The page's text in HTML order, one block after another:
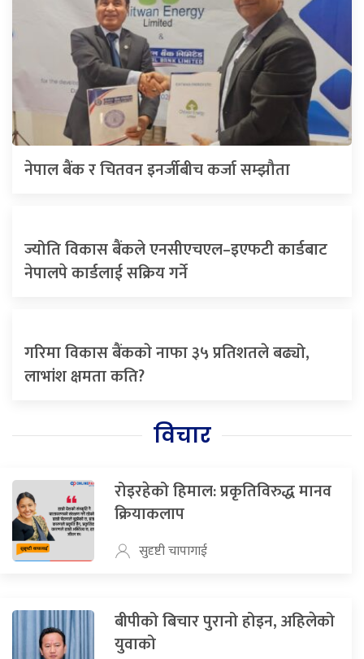
नेपाल बैंक र चितवन इनर्जीबीच कर्जा सम्झौता
ज्योति विकास बैंकले एनसीएचएल–इएफटी कार्डबाट
नेपालपे कार्डलाई सक्रिय गर्ने
गरिमा विकास बैंककाे नाफा ३५ प्रतिशतले बढ्यो,
लाभांश क्षमता कति?
विचार
रोइरहेको हिमाल: प्रकृतिविरुद्ध मानव
क्रियाकलाप
सुदृष्टी चापागाई
बीपीको बिचार पुरानो होइन, अहिलेको
युवाको